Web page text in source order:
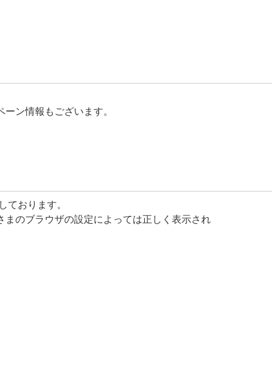
ン情報もございます。
ております。
のブラウザの設定によっては正しく表示され